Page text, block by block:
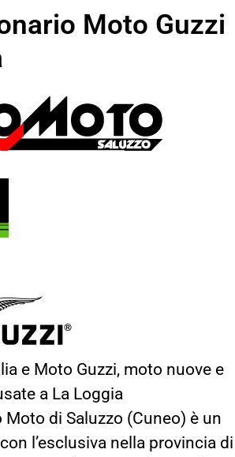
Moto Guzzi
e Moto Guzzi, moto nuove e
a La Loggia
Moto di Saluzzo (Cuneo) è un
l’esclusiva nella provincia di